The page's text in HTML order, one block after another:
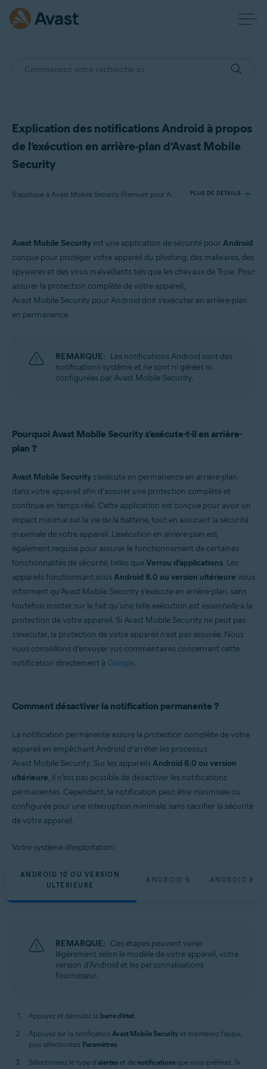
Explication des notifications Android à propos
de l’exécution en arrière-plan d’Avast Mobile
Security
S’applique à Avast Mobile Security Premium pour Android, Avast Mobile Security pour Android PLUS DE DÉTAILS
Produits:
Avast Mobile Security Premium 24.x pour Android
Systèmes d'exploitation:
Avast Mobile Security est une application de sécurité pourAndroid
conçue pour protéger votre appareil du phishing, des malwares, des
spywares et des virus malveillants tels que les chevaux de Troie. Pour
assurer la protection complète de votre appareil,
Avast Mobile Security pour Android doit s’exécuter en arrière-plan
en permanence.
REMARQUE: Les notifications Android sont des
notifications système et ne sont ni gérées ni
configurées par Avast Mobile Security.
Pourquoi Avast Mobile Security s’exécute-t-il en arrière-
plan ?
Avast Mobile Security s’exécute en permanence en arrière-plan
dans votre appareil afin d’assurer une protection complète et
continue en temps réel. Cette application est conçue pour avoir un
impact minimal sur la vie de la batterie, tout en assurant la sécurité
maximale de votre appareil. L’exécution en arrière-plan est
également requise pour assurer le fonctionnement de certaines
fonctionnalités de sécurité, telles queVerrou d’applications. Les
appareils fonctionnant sousAndroid 8.0 ou version ultérieure vous
informent qu’Avast Mobile Security s’exécute en arrière-plan, sans
toutefois insister sur le fait qu’une telle exécution est essentielleà la
protection de votre appareil. Si Avast Mobile Security ne peut pas
s’exécuter, la protection de votre appareil n’est pas assurée. Nous
vous conseillons d’envoyer vos commentaires concernant cette
notification directement à Google.
Comment désactiver la notification permanente ?
La notification permanente assure la protection complète de votre
appareil en empêchant Android d’arrêter les processus
Avast Mobile Security. Sur les appareilsAndroid 8.0 ou version
ultérieure, il n’est pas possible de désactiver les notifications
permanentes. Cependant, la notification peut être minimisée ou
configurée pour une interruption minimale, sans sacrifier la sécurité
de votre appareil.
Votre système d’exploitation :
ANDROID 10 OU VERSION
ULTÉRIEURE
ANDROID 9 ANDROID 8
REMARQUE: Ces étapes peuvent varier
légèrement selon le modèle de votre appareil, votre
version d’Android et les personnalisations
fournisseur.
Appuyez et déroulez la barre d’état.
Appuyez sur la notification Avast Mobile Security et maintenez l’appui,
puis sélectionnez Paramètres.
Sélectionnez le type d’alertes et de notifications que vous préférez. Si